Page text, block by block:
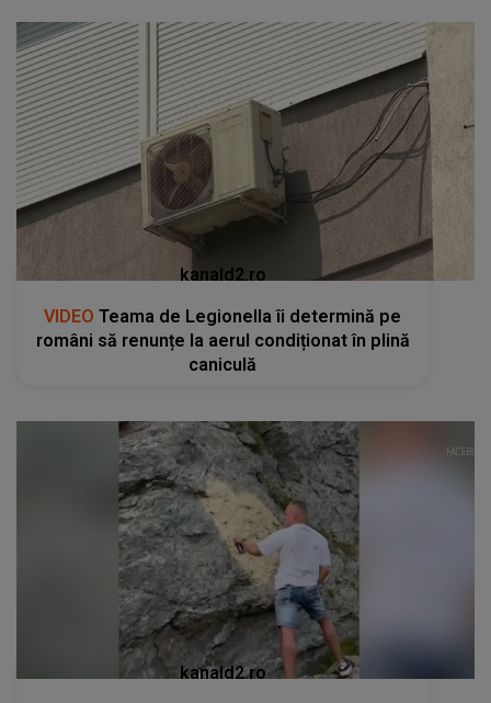
kanald2.ro
VIDEO Teama de Legionella îi determină pe
români să renunțe la aerul condiționat în plină
caniculă
kanald2.ro